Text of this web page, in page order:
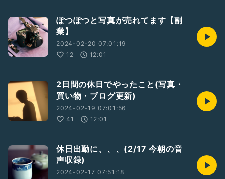
ぽつぽつと写真が売れてます【副
業】
2024-02-20 07:01:19
12
12:01
2日間の休日でやったこと(写真・
買い物・ブログ更新)
2024-02-19 07:01:56
41
12:01
休日出勤に、、、(2/17 今朝の音
声収録)
2024-02-17 07:51:18